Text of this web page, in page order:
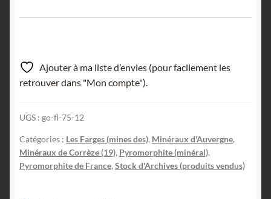
Ajouter à ma liste d’envies (pour facilement les
retrouver dans "Mon compte").
UGS : go-fl-75-12
Catégories : Les Farges (mines des), Minéraux d'Auvergne,
Minéraux de Corrèze (19), Pyromorphite (minéral),
Pyromorphite de France, Stock d'Archives (produits vendus)